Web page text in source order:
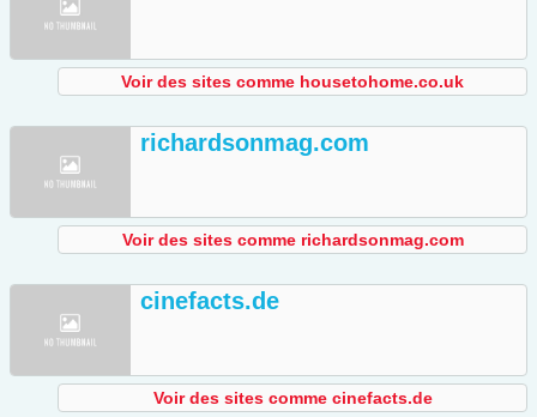
Voir des sites comme housetohome.co.uk
richardsonmag.com
Voir des sites comme richardsonmag.com
cinefacts.de
Voir des sites comme cinefacts.de